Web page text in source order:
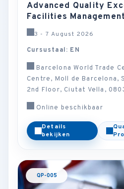
Advanced Quality
Facilities Management
3 - 7 August 2026
Cursustaal: EN
Barcelona World Trade
Centre, Moll de Barcelona,
2nd Floor, Ciutat Vella,
Online beschikbaar
Details
bekijken
QP-005